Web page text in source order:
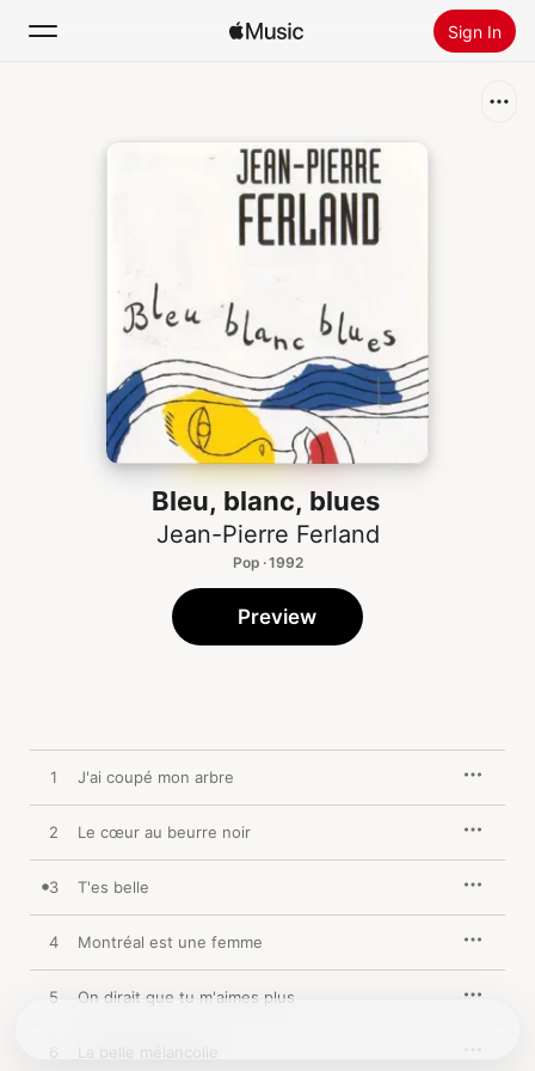
Sign In
Install Apple Music
Bleu, blanc, blues
Jean-Pierre Ferland
Pop · 1992
Preview
1 J'ai coupé mon arbre
2 Le cœur au beurre noir
3 T'es belle
4 Montréal est une femme
5 On dirait que tu m'aimes plus
6 La belle mélancolie